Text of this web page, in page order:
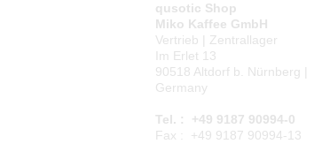
qusotic Shop
Miko Kaffee GmbH
Vertrieb | Zentrallager
Im Erlet 13
90518 Altdorf b. Nürnberg |
Germany
Tel. : +49 9187 90994-0
Fax : +49 9187 90994-13